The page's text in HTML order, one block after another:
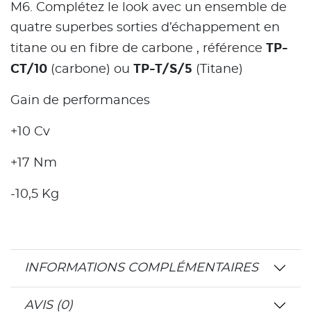
M6. Complétez le look avec un ensemble de
quatre superbes sorties d’échappement en
titane ou en fibre de carbone , référence TP-
CT/10 (carbone) ou TP-T/S/5 (Titane)
Gain de performances
+10 Cv
+17 Nm
-10,5 Kg
INFORMATIONS COMPLÉMENTAIRES
AVIS (0)